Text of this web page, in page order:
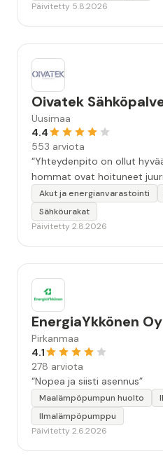
Päivitetty 5.8.2026
Oivatek
Uusimaa
4.4
553 arviota
“Yhteydenpito on ollut
hommat ovat hoituneet
Akut ja energianvarastointi
Sähköurakat
Päivitetty 2.8.2026
EnergiaYkkönen Oy
Pirkanmaa
4.1
278 arviota
“Nopea ja siisti asennus”
Maalämpöpumpun huolto
Ilmalämpöpumppu
Päivitetty 2.6.2026